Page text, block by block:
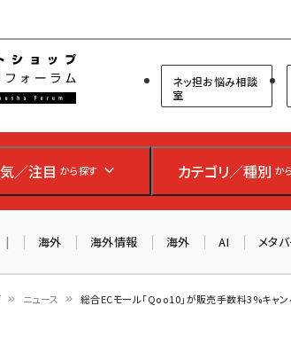
ネットショップ担当者フォーラム
ネッ担お悩み相談
室
／注目 から探す カテゴリ／種別 か
| 海外 海外情報 海外 AI メタ
ニュース 総合ECモール「Qoo10」が販売手数料3%キャ
お知らせ
アルペン、オイシ
ミナー